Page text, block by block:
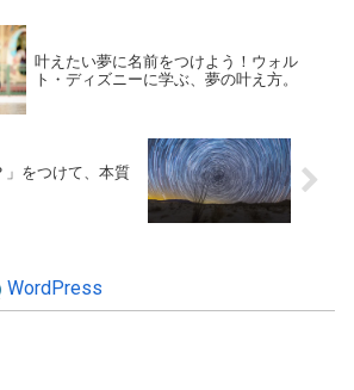
叶えたい夢に名前をつけよう！ウォル
ト・ディズニーに学ぶ、夢の叶え方。
」をつけて、本質
WordPress